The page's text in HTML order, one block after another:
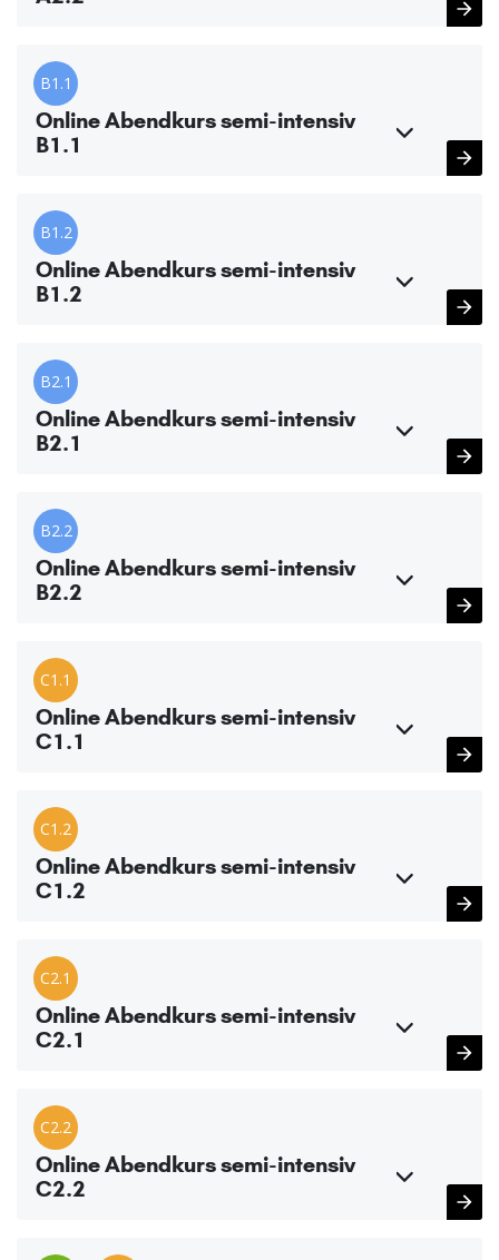
B1.1
Online Abendkurs semi-intensiv
B1.1
B1.2
Online Abendkurs semi-intensiv
B1.2
B2.1
Online Abendkurs semi-intensiv
B2.1
B2.2
Online Abendkurs semi-intensiv
B2.2
C1.1
Online Abendkurs semi-intensiv
C1.1
C1.2
Online Abendkurs semi-intensiv
C1.2
C2.1
Online Abendkurs semi-intensiv
C2.1
C2.2
Online Abendkurs semi-intensiv
C2.2